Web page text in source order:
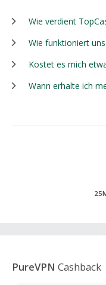
Wie verdient
Wie funktioniert
Kostet es mich
Wann erhalte ich
PureVPN Cashback